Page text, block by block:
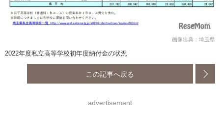
画像出典：埼玉県
2022年度私立高等学校初年度納付金の状況
この記事へ戻る
advertisement